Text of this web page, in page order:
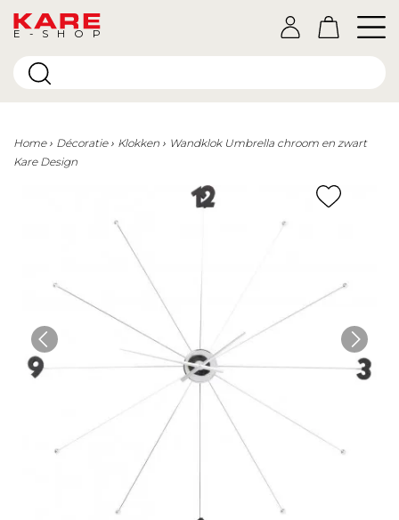
E-SHOP
Home Décoratie Klokken
Wandklok Umbrella chroom en zwart
Kare Design